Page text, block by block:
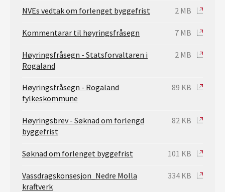
NVEs vedtak om forlenget byggefrist 2 MB
Kommentarar til høyringsfråsegn 7 MB
Høyringsfråsegn - Statsforvaltaren i
Rogaland
2 MB
Høyringsfråsegn - Rogaland
fylkeskommune
89 KB
Høyringsbrev - Søknad om forlengd
byggefrist
82 KB
Søknad om forlenget byggefrist 101 KB
Vassdragskonsesjon_Nedre Molla
kraftverk
334 KB